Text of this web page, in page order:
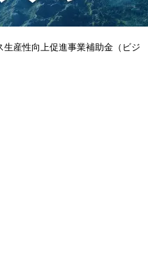
産性向上促進事業補助金（ビジ